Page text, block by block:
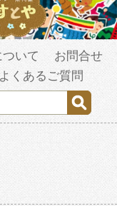
いて
お問合せ
よくあるご質問